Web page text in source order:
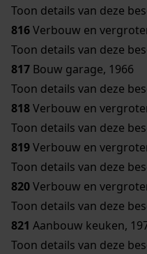
Toon details van deze
816Verbouw en
Toon details van deze
817 Bouw garage, 1966
Toon details van deze
818Verbouw en
Toon details van deze
819Verbouw en
Toon details van deze
820Verbouw en
Toon details van deze
821 Aanbouw keuken,
Toon details van deze